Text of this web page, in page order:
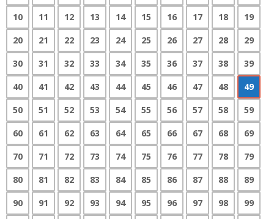
10
11 12 13 14 15 16 17 18
19
20
21 22 23 24 25 26 27 28
29
30
31 32 33 34 35 36 37 38
39
40
41 42 43 44 45 46 47 48
49
50
51 52 53 54 55 56 57 58
59
60
61 62 63 64 65 66 67 68
69
70
71 72 73 74 75 76 77 78
79
80
81 82 83 84 85 86 87 88
89
90
91 92 93 94 95 96 97 98
99